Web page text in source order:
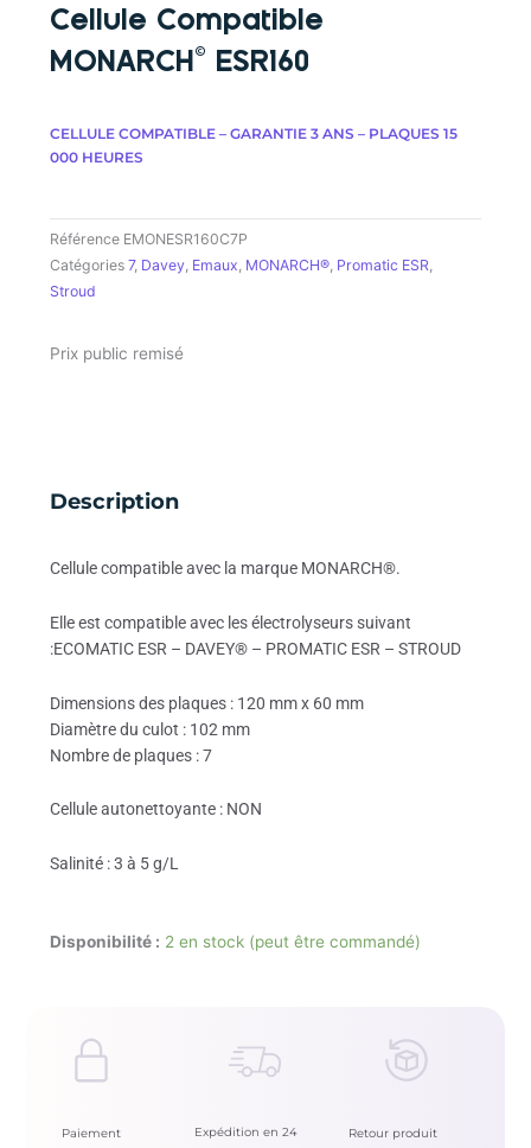
Cellule Compatible
MONARCH© ESR160
CELLULE COMPATIBLE – GARANTIE 3 ANS – PLAQUES 15
000 HEURES
Référence EMONESR160C7P
Catégories 7, Davey, Emaux, MONARCH®, Promatic ESR,
Stroud
Prix public remisé
Description
Cellule compatible avec la marque MONARCH®.
Elle est compatible avec les électrolyseurs suivant
:ECOMATIC ESR – DAVEY® – PROMATIC ESR – STROUD
Dimensions des plaques : 120 mm x 60 mm
Diamètre du culot : 102 mm
Nombre de plaques : 7
Cellule autonettoyante : NON
Salinité : 3 à 5 g/L
Disponibilité : 2 en stock (peut être commandé)
Paiement
Expédition en 24
Retour produit